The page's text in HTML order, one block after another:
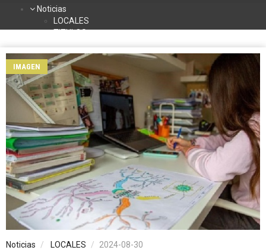
Noticias
LOCALES
TITULOS
NACIONALES
INTERNACIONALES
TURISMO
La Radio
Contacto
Programación
IMAGEN
Noticias LOCALES 2024-08-30